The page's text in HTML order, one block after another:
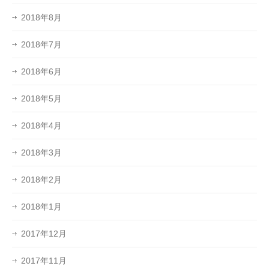
2018年8月
2018年7月
2018年6月
2018年5月
2018年4月
2018年3月
2018年2月
2018年1月
2017年12月
2017年11月